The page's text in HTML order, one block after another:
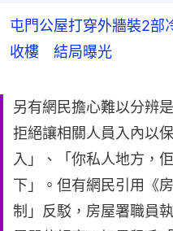
屯門公屋打穿外牆裝2部
收樓 結局曝光
另有網民擔心難以分辨
拒絕讓相關人員入內以
入」、「你私人地方，
下」。但有網民引用《
制」反駁，房屋署職員